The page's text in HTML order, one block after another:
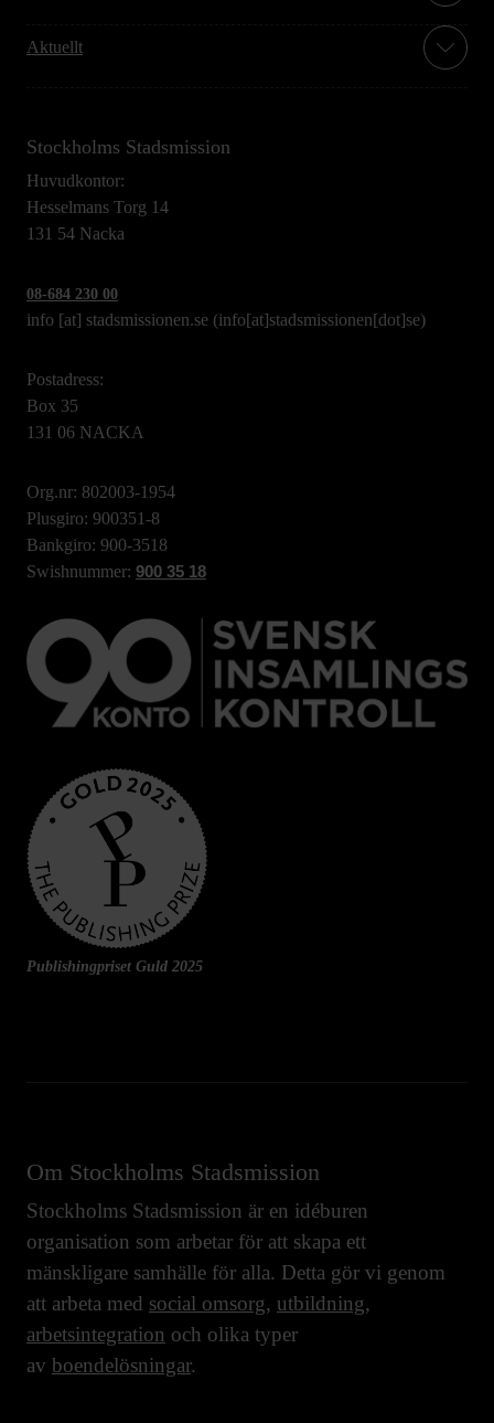
Aktuellt
Stockholms Stadsmission
Huvudkontor:
Hesselmans Torg 14
131 54 Nacka
08-684 230 00
info [at] stadsmissionen.se (info[at]stadsmissionen[dot]se)
Postadress:
Box 35
131 06 NACKA
Org.nr: 802003-1954
Plusgiro: 900351-8
Bankgiro: 900-3518
Swishnummer: 900 35 18
Publishingpriset Guld 2025
Om Stockholms Stadsmission
Stockholms Stadsmission är en idéburen
organisation som arbetar för att skapa ett
mänskligare samhälle för alla. Detta gör vi genom
att arbeta med social omsorg, utbildning,
arbetsintegration och olika typer
av boendelösningar.